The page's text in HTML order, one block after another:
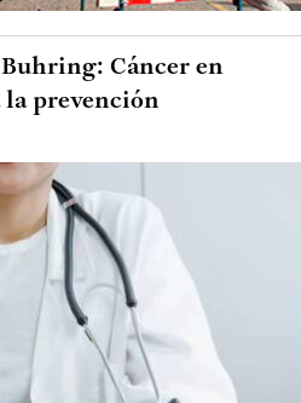
Cáncer en
la prevención